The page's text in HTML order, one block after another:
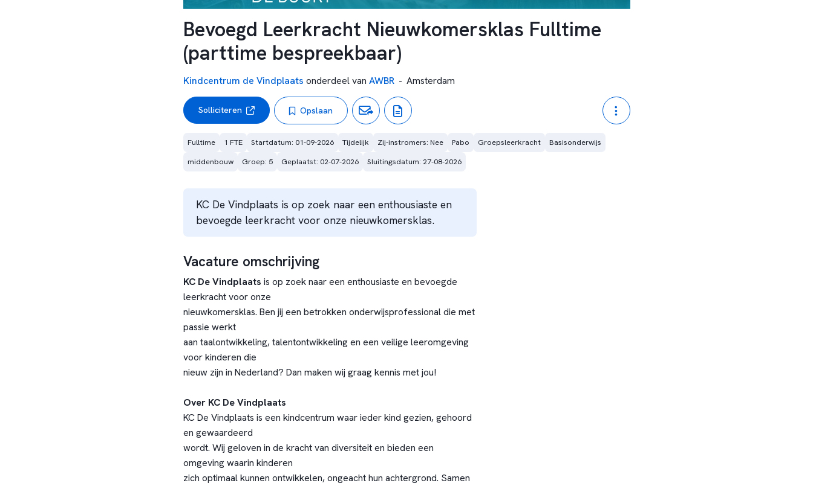
Bevoegd Leerkracht Nieuwkomersklas Fulltime
(parttime bespreekbaar)
Kindcentrum de Vindplaats onderdeel van AWBR - Amsterdam
Solliciteren Opslaan
Fulltime 1 FTE Startdatum: 01-09-2026 Tijdelijk Zij-instromers: Nee Pabo Groepsleerkracht
Basisonderwijs
middenbouw
Groep: 5 Geplaatst: 02-07-2026 Sluitingsdatum: 27-08-2026
KC De Vindplaats is op zoek naar een enthousiaste en
bevoegde leerkracht voor onze nieuwkomersklas.
Vacature omschrijving
KC De Vindplaats is op zoek naar een enthousiaste en bevoegde
leerkracht voor onze
nieuwkomersklas. Ben jij een betrokken onderwijsprofessional die met
passie werkt
aan taalontwikkeling, talentontwikkeling en een veilige leeromgeving
voor kinderen die
nieuw zijn in Nederland? Dan maken wij graag kennis met jou!
Over KC De Vindplaats
KC De Vindplaats is een kindcentrum waar ieder kind gezien, gehoord
en gewaardeerd
wordt. Wij geloven in de kracht van diversiteit en bieden een
omgeving waarin kinderen
zich optimaal kunnen ontwikkelen, ongeacht hun achtergrond. Samen